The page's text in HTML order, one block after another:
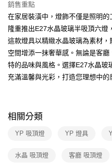
全盈+PAY
AFTEE先享後付
相關說明
【關於「AFTEE先享後付」】
AFTEE先享後付是「在收到商品之後
便利好安心！
１．簡單：不需註冊會員、不需綁卡
【「AFTEE先享後付」結帳流程】
１．於結帳方式選擇「AFTEE先享後
結帳頁面，進行簡訊認證並確認金額後
ATM／網路銀行／等多元方式進行付款
每筆NT$180，滿NT$5,000(含以上
銷售重點
在家居裝潢中，燈飾不僅是照明
隆重推出E27水晶玻璃半吸頂六燈
這款燈具以精緻水晶玻璃為素材
空間增添一抹奢華感。無論是客
特的品味與風格。選擇E27水晶玻
充滿溫馨與光彩，打造您理想中的
相關分類
YP 吸頂燈 YP 燈具
水晶 吸頂燈 客廳 吸頂燈